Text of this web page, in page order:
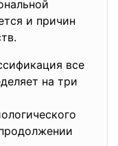
и причин
все
на три